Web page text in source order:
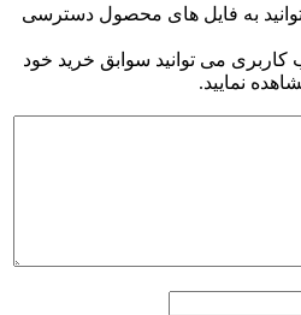
به فایل های محصول دسترسی
می توانید سوابق خرید خود
نمایید.